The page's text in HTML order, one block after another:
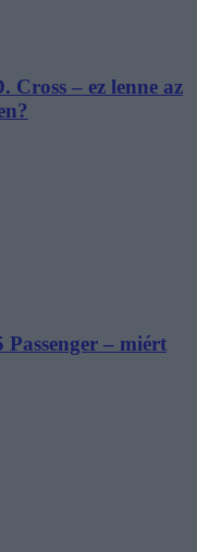
Cross – ez lenne az
– miért